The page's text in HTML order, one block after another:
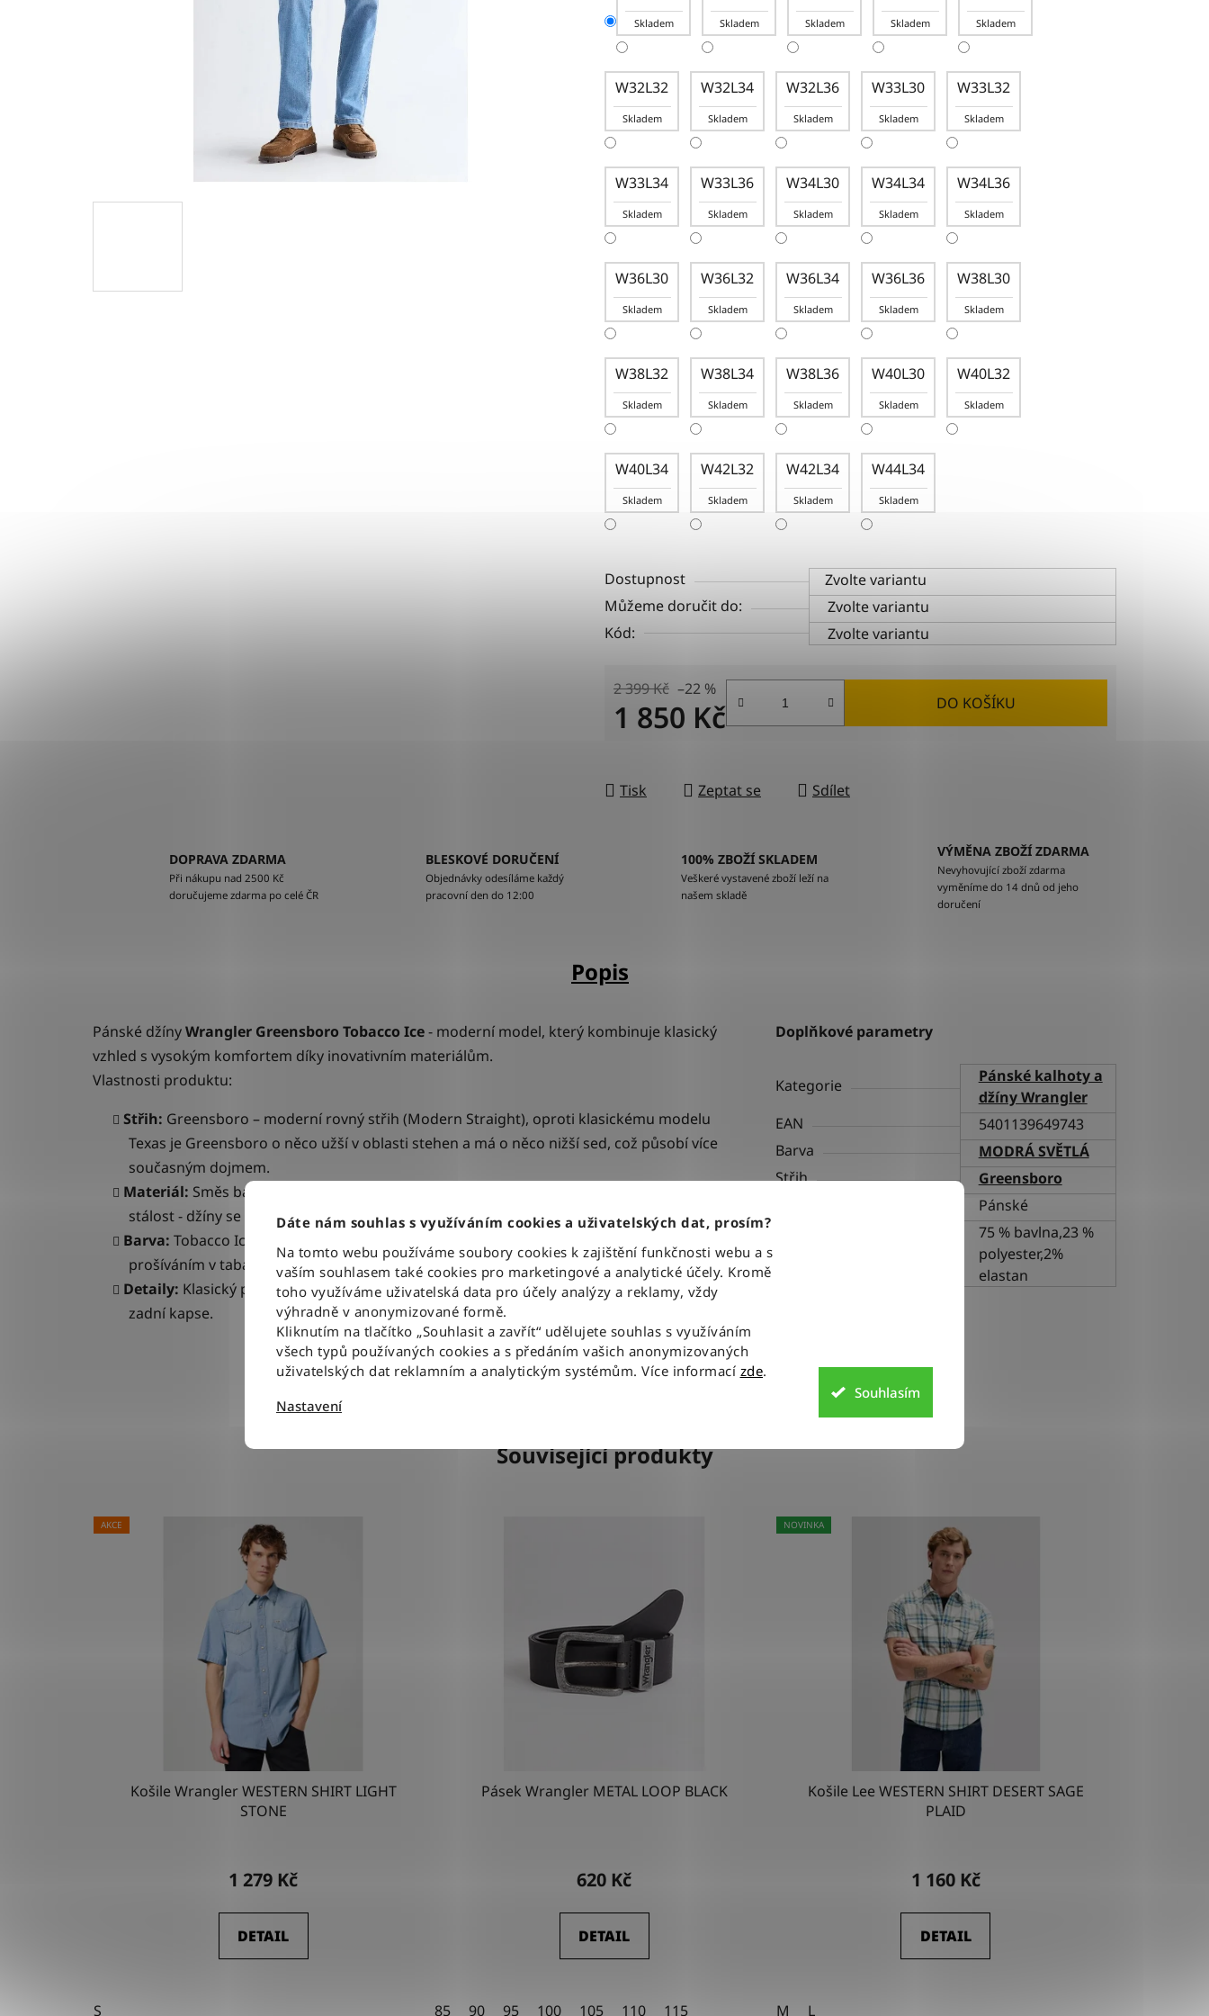
Dáte nám souhlas s využíváním cookies a uživatelských dat, prosím?
Na tomto webu používáme soubory cookies k zajištění funkčnosti webu a s
vaším souhlasem také cookies pro marketingové a analytické účely. Kromě
toho využíváme uživatelská data pro účely analýzy a reklamy, vždy
výhradně v anonymizované formě.
Kliknutím na tlačítko „Souhlasit a zavřít“ udělujete souhlas s využíváním
všech typů používaných cookies a s předáním vašich anonymizovaných
uživatelských dat reklamním a analytickým systémům. Více informací zde.
Nastavení
Souhlasím
Skladem Skladem Skladem Skladem Skladem
W32L32
Skladem
W32L34
Skladem
W32L36
Skladem
W33L30
Skladem
W33L32
Skladem
W33L34
Skladem
W33L36
Skladem
W34L30
Skladem
W34L34
Skladem
W34L36
Skladem
W36L30
Skladem
W36L32
Skladem
W36L34
Skladem
W36L36
Skladem
W38L30
Skladem
W38L32
Skladem
W38L34
Skladem
W38L36
Skladem
W40L30
Skladem
W40L32
Skladem
W40L34
Skladem
W42L32
Skladem
W42L34
Skladem
W44L34
Skladem
Dostupnost
Zvolte variantu
Můžeme doručit do:
Zvolte variantu
Kód:
Zvolte variantu
2 399 Kč –22 %
1 850 Kč DO KOŠÍKU
Tisk Zeptat se Sdílet
DOPRAVA ZDARMA
Při nákupu nad 2500 Kč
doručujeme zdarma po celé ČR
BLESKOVÉ DORUČENÍ
Objednávky odesíláme každý
pracovní den do 12:00
100% ZBOŽÍ SKLADEM
Veškeré vystavené zboží leží na
našem skladě
VÝMĚNA ZBOŽÍ ZDARMA
Nevyhovující zboží zdarma
vyměníme do 14 dnů od jeho
doručení
Popis
Pánské džínyWrangler Greensboro Tobacco Ice- moderní model, který kombinuje klasický
vzhled s vysokým komfortem díky inovativním materiálům.
Vlastnosti produktu:
Střih: Greensboro – moderní rovný střih (Modern Straight), oproti klasickému modelu
Texas je Greensboro o něco užší v oblasti stehen a má o něco nižší sed, což působí více
současným dojmem.
Materiál: Směs bavlny, polyesteru a elastanu zajišťuje vysokou pružnost a tvarovou
stálost - džíny se nevytahují v kolenou.
Barva: Tobacco Ice – světle modrý denim s jemným šisováním a charakteristickým
prošíváním v tabákově hnědé barvě, která dává džínům autentický vzhled.
Detaily: Klasický pětikapsový styl, zapínání na zip a ikonická kožená nášivka Wrangler na
zadní kapse.
Doplňkové parametry
Kategorie
Pánské kalhoty a
džíny Wrangler
EAN
5401139649743
Barva
MODRÁ SVĚTLÁ
Střih
Greensboro
Pánské
75 % bavlna,23 %
polyester,2%
elastan
Související produkty
AKCE
Košile Wrangler WESTERN SHIRT LIGHT
STONE
1 279 Kč
DETAIL
S
Pásek Wrangler METAL LOOP BLACK
hodnocení
je
4,5
620 Kč
DETAIL
85 90 95 100 105 110 115
NOVINKA
Košile Lee WESTERN SHIRT DESERT SAGE
PLAID
1 160 Kč
DETAIL
M L